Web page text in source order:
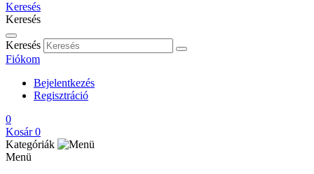
Keresés
Keresés
Keresés
Fiókom
Bejelentkezés
Regisztráció
0
Kosár 0
Kategóriák
Menü